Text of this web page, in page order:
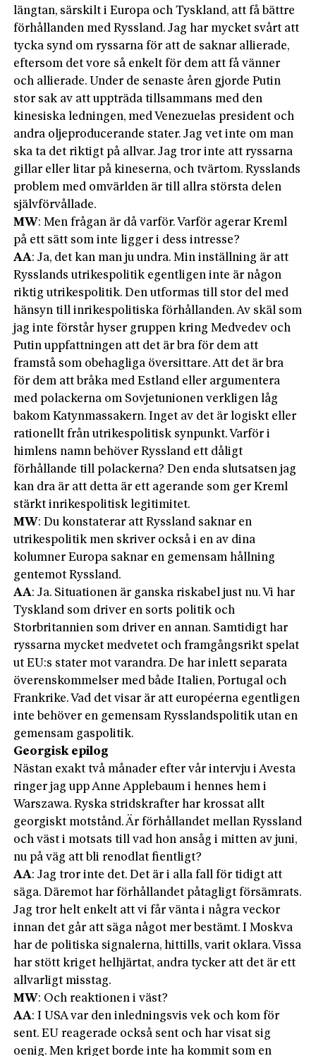
längtan, särskilt i Europa och Tyskland, att få bättre
förhållanden med Ryssland. Jag har mycket svårt att
tycka synd om ryssarna för att de saknar allierade,
eftersom det vore så enkelt för dem att få vänner
och allierade. Under de senaste åren gjorde Putin
stor sak av att uppträda tillsammans med den
kinesiska ledningen, med Venezuelas president och
andra oljeproducerande stater. Jag vet inte om man
ska ta det riktigt på allvar. Jag tror inte att ryssarna
gillar eller litar på kineserna, och tvärtom. Rysslands
problem med omvärlden är till allra största delen
självförvållade.
MW: Men frågan är då varför. Varför agerar Kreml
på ett sätt som inte ligger i dess intresse?
AA: Ja, det kan man ju undra. Min inställning är att
Rysslands utrikespolitik egentligen inte är någon
riktig utrikespolitik. Den utformas till stor del med
hänsyn till inrikespolitiska förhållanden. Av skäl som
jag inte förstår hyser gruppen kring Medvedev och
Putin uppfattningen att det är bra för dem att
framstå som obehagliga översittare. Att det är bra
för dem att bråka med Estland eller argumentera
med polackerna om Sovjetunionen verkligen låg
bakom Katynmassakern. Inget av det är logiskt eller
rationellt från utrikespolitisk synpunkt. Varför i
himlens namn behöver Ryssland ett dåligt
förhållande till polackerna? Den enda slutsatsen jag
kan dra är att detta är ett agerande som ger Kreml
stärkt inrikespolitisk legitimitet.
MW: Du konstaterar att Ryssland saknar en
utrikespolitik men skriver också i en av dina
kolumner Europa saknar en gemensam hållning
gentemot Ryssland.
AA: Ja. Situationen är ganska riskabel just nu. Vi har
Tyskland som driver en sorts politik och
Storbritannien som driver en annan. Samtidigt har
ryssarna mycket medvetet och framgångsrikt spelat
ut EU:s stater mot varandra. De har inlett separata
överenskommelser med både Italien, Portugal och
Frankrike. Vad det visar är att européerna egentligen
inte behöver en gemensam Rysslandspolitik utan en
gemensam gaspolitik.
Georgisk epilog
Nästan exakt två månader efter vår intervju i Avesta
ringer jag upp Anne Applebaum i hennes hem i
Warszawa. Ryska stridskrafter har krossat allt
georgiskt motstånd. Är förhållandet mellan Ryssland
och väst i motsats till vad hon ansåg i mitten av juni,
nu på väg att bli renodlat fientligt?
AA: Jag tror inte det. Det är i alla fall för tidigt att
säga. Däremot har förhållandet påtagligt försämrats.
Jag tror helt enkelt att vi får vänta i några veckor
innan det går att säga något mer bestämt. I Moskva
har de politiska signalerna, hittills, varit oklara. Vissa
har stött kriget helhjärtat, andra tycker att det är ett
allvarligt misstag.
MW: Och reaktionen i väst?
AA: I USA var den inledningsvis vek och kom för
sent. EU reagerade också sent och har visat sig
oenig. Men kriget borde inte ha kommit som en